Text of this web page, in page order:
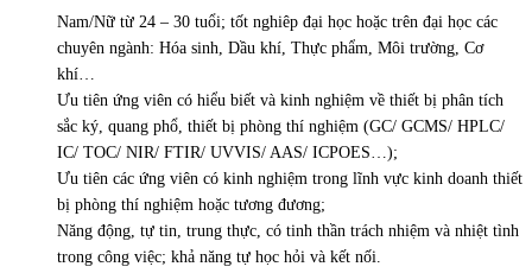
Nam/Nữ từ 24 – 30 tuổi; tốt nghiêp đại học hoặc trên đại học các
chuyên ngành: Hóa sinh, Dầu khí, Thực phẩm, Môi trường, Cơ
khí…
Ưu tiên ứng viên có hiểu biết và kinh nghiệm về thiết bị phân tích
sắc ký, quang phổ, thiết bị phòng thí nghiệm (GC/ GCMS/ HPLC/
IC/ TOC/ NIR/ FTIR/ UVVIS/ AAS/ ICPOES…);
Ưu tiên các ứng viên có kinh nghiệm trong lĩnh vực kinh doanh thiết
bị phòng thí nghiệm hoặc tương đương;
Năng động, tự tin, trung thực, có tinh thần trách nhiệm và nhiệt tình
trong công việc; khả năng tự học hỏi và kết nối.